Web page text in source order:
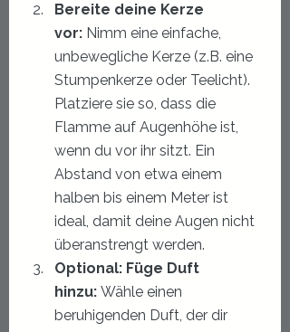
Bereite deine Kerze
vor: Nimm eine einfache,
unbewegliche Kerze (z.B. eine
Stumpenkerze oder Teelicht).
Platziere sie so, dass die
Flamme auf Augenhöhe ist,
wenn du vor ihr sitzt. Ein
Abstand von etwa einem
halben bis einem Meter ist
ideal, damit deine Augen nicht
überanstrengt werden.
Optional: Füge Duft
hinzu: Wähle einen
beruhigenden Duft, der dir